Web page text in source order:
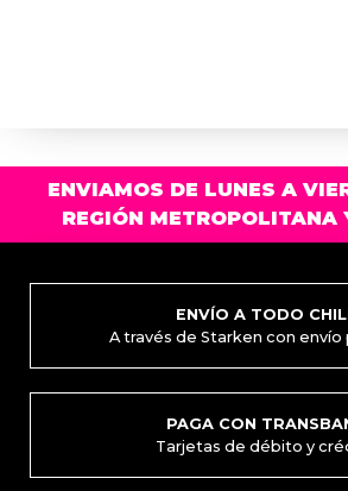
ENVIAMOS DE LUNES A
REGIÓN METROPOLITANA
ENVÍO A TODO
A través de Starken con envío
PAGA CON
Tarjetas de débito y